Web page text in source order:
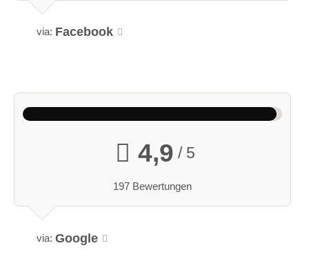
via: Facebook
4,9 / 5
197 Bewertungen
via: Google